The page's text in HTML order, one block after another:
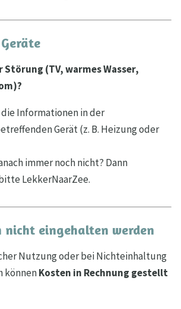
Störung (TV, warmes Wasser,
Informationen in der
Gerät (z. B. Heizung oder
immer noch nicht? Dann
LekkerNaarZee.
nicht eingehalten werden
Nutzung oder bei Nichteinhaltung
könnenKosten in Rechnung gestellt